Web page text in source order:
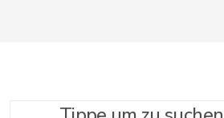
Tippe um zu suchen